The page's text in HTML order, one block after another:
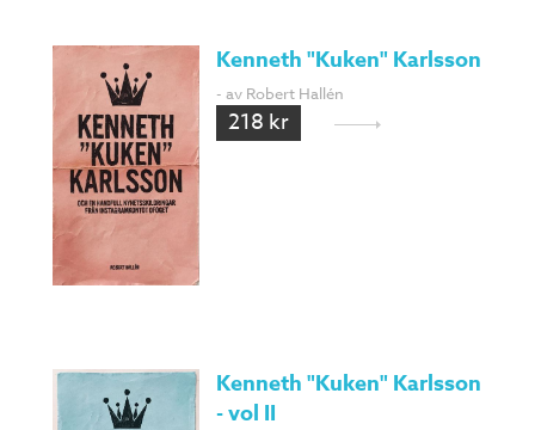
Kenneth "Kuken" Karlsson
- av Robert Hallén
218 kr
Kenneth "Kuken" Karlsson
- vol II